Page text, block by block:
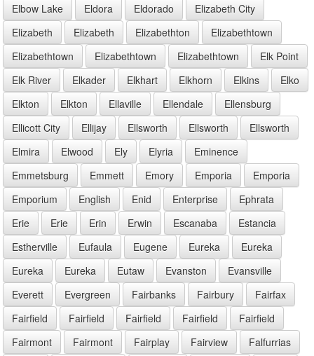
Elbow Lake
Eldora Eldorado
Elizabeth City
Elizabeth
Elizabeth Elizabethton
Elizabethtown
Elizabethtown
Elizabethtown Elizabethtown
Elk Point
Elk River
Elkader Elkhart Elkhorn Elkins
Elko
Elkton
Elkton Ellaville Ellendale
Ellensburg
Ellicott City
Ellijay Ellsworth Ellsworth
Ellsworth
Elmira
Elwood Ely Elyria
Eminence
Emmetsburg
Emmett Emory Emporia
Emporia
Emporium
English Enid Enterprise
Ephrata
Erie
Erie Erin Erwin Escanaba
Estancia
Estherville
Eufaula Eugene Eureka
Eureka
Eureka
Eureka Eutaw Evanston
Evansville
Everett
Evergreen Fairbanks Fairbury
Fairfax
Fairfield
Fairfield Fairfield Fairfield
Fairfield
Fairmont
Fairmont Fairplay Fairview Falfurrias